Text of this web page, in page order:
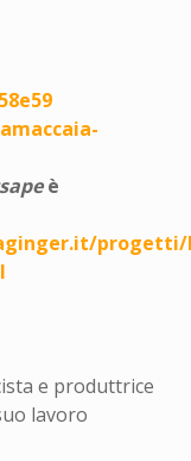
è
progetti/
e produttrice
lavoro